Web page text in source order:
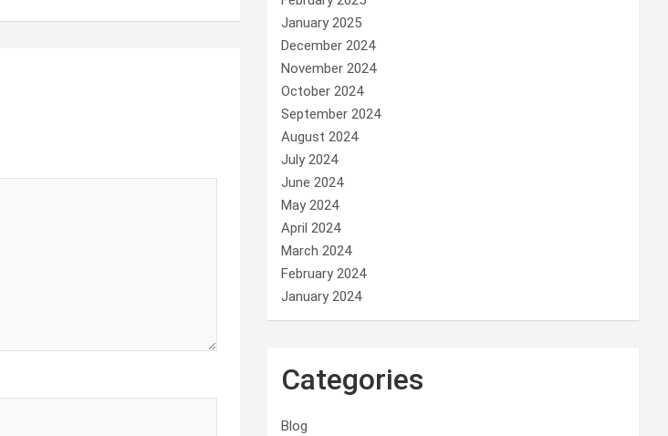
January 2025
December 2024
November 2024
October 2024
September 2024
August 2024
July 2024
June 2024
May 2024
April 2024
March 2024
February 2024
January 2024
Categories
Blog